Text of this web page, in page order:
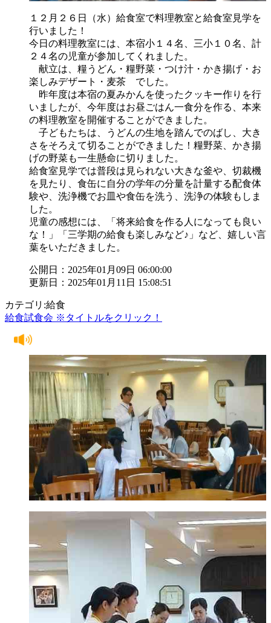
１２月２６日（水）給食室で料理教室と給食室見学を
行いました！
今日の料理教室には、本宿小１４名、三小１０名、計
２４名の児童が参加してくれました。
献立は、糧うどん・糧野菜・つけ汁・かき揚げ・お
楽しみデザート・麦茶 でした。
昨年度は本宿の夏みかんを使ったクッキー作りを行
いましたが、今年度はお昼ごはん一食分を作る、本来
の料理教室を開催することができました。
子どもたちは、うどんの生地を踏んでのばし、大き
さをそろえて切ることができました！糧野菜、かき揚
げの野菜も一生懸命に切りました。
給食室見学では普段は見られない大きな釜や、切裁機
を見たり、食缶に自分の学年の分量を計量する配食体
験や、洗浄機でお皿や食缶を洗う、洗浄の体験もしま
した。
児童の感想には、「将来給食を作る人になっても良い
な！」「三学期の給食も楽しみなど♪」など、嬉しい言
葉をいただきました。
公開日：2025年01月09日 06:00:00
更新日：2025年01月11日 15:08:51
カテゴリ:給食
給食試食会 ※タイトルをクリック！